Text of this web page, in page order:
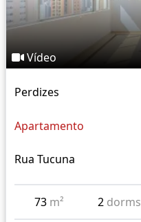
Vídeo
Perdizes
Apartamento
Rua Tucuna
73 m² 2 dorms